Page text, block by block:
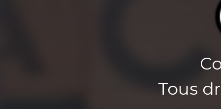
Tous